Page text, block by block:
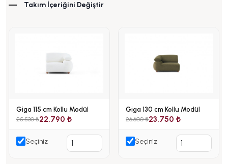
Takım İçeriğini Değiştir
Giga 115 cm Kollu Modül
25.530 ₺22.790 ₺
Seçiniz
Giga 130 cm Kollu Modül
26.600 ₺23.750 ₺
Seçiniz